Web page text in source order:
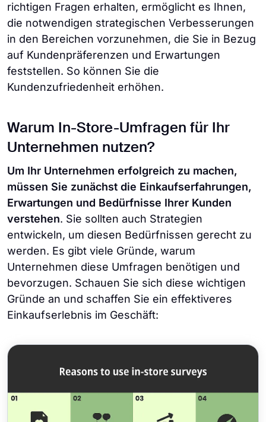
richtigen Fragen erhalten, ermöglicht es Ihnen,
die notwendigen strategischen Verbesserungen
in den Bereichen vorzunehmen, die Sie in Bezug
auf Kundenpräferenzen und Erwartungen
feststellen. So können Sie die
Kundenzufriedenheit erhöhen.
Warum In-Store-Umfragen für Ihr
Unternehmen nutzen?
Um Ihr Unternehmen erfolgreich zu machen,
müssen Sie zunächst die Einkaufserfahrungen,
Erwartungen und Bedürfnisse Ihrer Kunden
verstehen. Sie sollten auch Strategien
entwickeln, um diesen Bedürfnissen gerecht zu
werden. Es gibt viele Gründe, warum
Unternehmen diese Umfragen benötigen und
bevorzugen. Schauen Sie sich diese wichtigen
Gründe an und schaffen Sie ein effektiveres
Einkaufserlebnis im Geschäft: